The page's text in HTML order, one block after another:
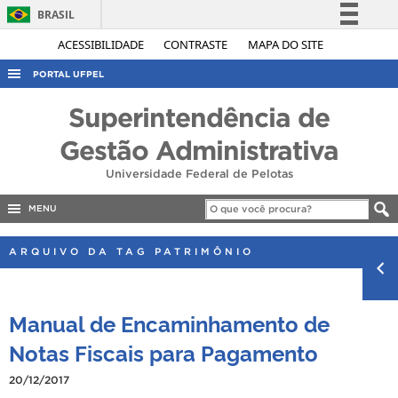
ACESSIBILIDADE CONTRASTE MAPA DO SITE
BRASIL
Simplifique!
Acesso à informação
Legislação
Canais
PORTAL UFPEL
CONCURSOS
EDITAIS
INTERNACIONAL
PORTARIAS
TELEFONES
Superintendência de
Gestão Administrativa
Universidade Federal de Pelotas
MENU
ARQUIVO DA TAG PATRIMÔNIO
Manual de Encaminhamento de
Notas Fiscais para Pagamento
20/12/2017